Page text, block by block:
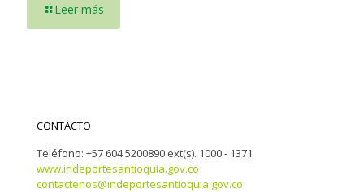
Leer más
CONTACTO
Teléfono: +57 604 5200890 ext(s). 1000 - 1371
www.indeportesantioquia.gov.co
contactenos@indeportesantioquia.gov.co